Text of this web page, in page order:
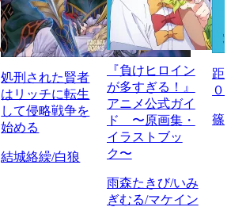
処刑された賢者
はリッチに転生
して侵略戦争を
始める
結城絡繰/白狼
『負けヒロイン
が多すぎる！』
アニメ公式ガイ
ド 〜原画集・
イラストブッ
ク〜
雨森たきび/いみ
ぎむる/マケイン
距
０
篠